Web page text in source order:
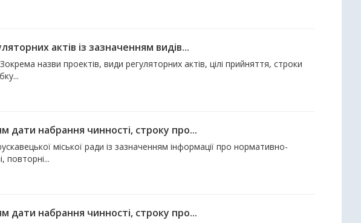
актів із зазначенням видів...
назви проектів, види регуляторних актів, цілі прийняття, строки
дати набрання чинності, строку про...
міської ради із зазначенням інформації про нормативно-
повторні...
дати набрання чинності, строку про...